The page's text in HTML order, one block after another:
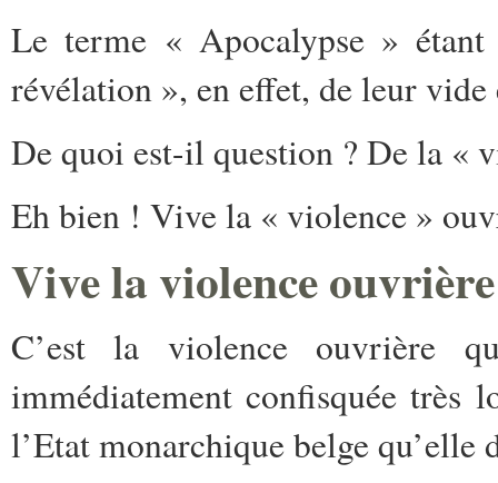
Le terme « Apocalypse »
révélation », en effet, de leur vide
De quoi est-il question ? De la «
Eh bien ! Vive la « violence »
Vive la violence
C’est la violence ouvrière
immédiatement confisquée très
l’Etat monarchique belge qu’elle